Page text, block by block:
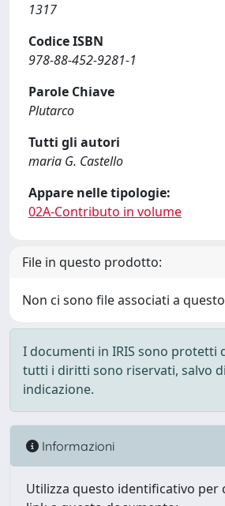
1317
Codice ISBN
978-88-452-9281-1
Parole Chiave
Plutarco
Tutti gli autori
maria G. Castello
Appare nelle tipologie:
02A-Contributo in volume
File in questo prodotto:
Non ci sono file associati a
I documenti in IRIS sono protetti
tutti i diritti sono riservati, salvo
indicazione.
Informazioni
Utilizza questo identificativo per